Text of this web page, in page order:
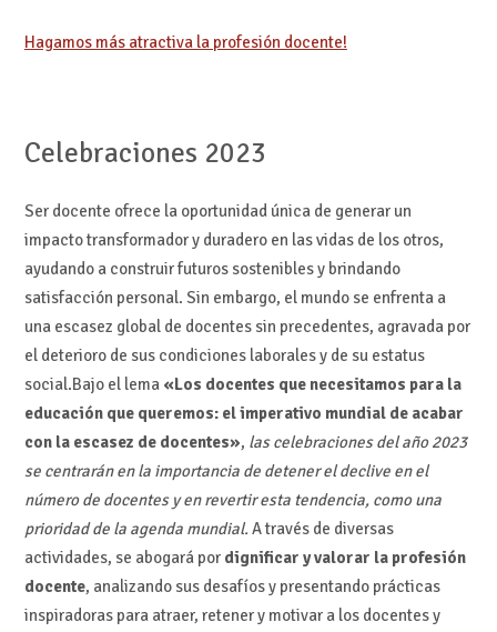
Hagamos más atractiva la profesión docente!
Celebraciones 2023
Ser docente ofrece la oportunidad única de generar un
impacto transformador y duradero en las vidas de los otros,
ayudando a construir futuros sostenibles y brindando
satisfacción personal. Sin embargo, el mundo se enfrenta a
una escasez global de docentes sin precedentes, agravada por
el deterioro de sus condiciones laborales y de su estatus
social.Bajo el lema «Los docentes que necesitamos para la
educación que queremos: el imperativo mundial de acabar
con la escasez de docentes», las celebraciones del año 2023
se centrarán en la importancia de detener el declive en el
número de docentes y en revertir esta tendencia, como una
prioridad de la agenda mundial. A través de diversas
actividades, se abogará por dignificar y valorar la profesión
docente, analizando sus desafíos y presentando prácticas
inspiradoras para atraer, retener y motivar a los docentes y